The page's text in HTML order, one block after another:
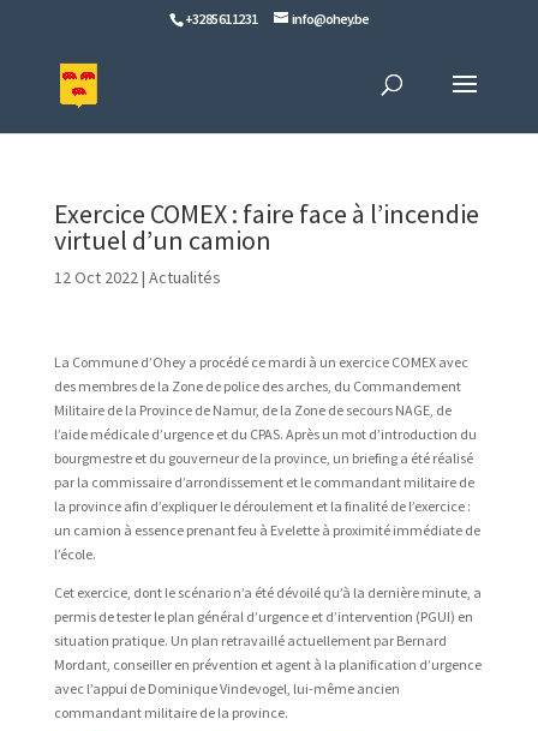
+32 85 61 12 31 info@ohey.be
Exercice COMEX : faire face à l’incendie
virtuel d’un camion
12 Oct 2022| Actualités
La Commune d’Ohey a procédé ce mardi à un exercice COMEX avec
des membres de la Zone de police des arches, du Commandement
Militaire de la Province de Namur, de la Zone de secours NAGE, de
l’aide médicale d’urgence et du CPAS. Après un mot d’introduction du
bourgmestre et du gouverneur de la province, un briefing a été réalisé
par la commissaire d’arrondissement et le commandant militaire de
la province afin d’expliquer le déroulement et la finalité de l’exercice :
un camion à essence prenant feu à Evelette à proximité immédiate de
l’école.
Cet exercice, dont le scénario n’a été dévoilé qu’à la dernière minute, a
permis de tester le plan général d’urgence et d’intervention (PGUI) en
situation pratique. Un plan retravaillé actuellement par Bernard
Mordant, conseiller en prévention et agent à la planification d’urgence
avec l’appui de Dominique Vindevogel, lui-même ancien
commandant militaire de la province.